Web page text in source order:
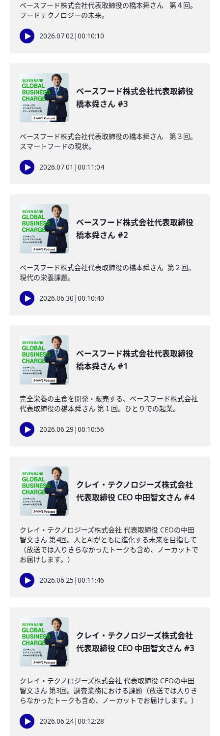
ベースフード株式会社代表取締役の橋本舜さん 第４回。
フードテクノロジーの未来。
2026.07.02|00:10:10
ベースフード株式会社代表取締役
橋本舜さん #3
ベースフード株式会社代表取締役の橋本舜さん 第３回。
スマートフードの現状。
2026.07.01 |00:11:04
ベースフード株式会社代表取締役
橋本舜さん #2
ベースフード株式会社代表取締役の橋本舜さん 第２回。
現代の栄養課題。
2026.06.30 |00:10:40
ベースフード株式会社代表取締役
橋本舜さん #1
完全栄養の主食を開発・販売する、ベースフード株式会社
代表取締役の橋本舜さん 第１回。ひとりでの起業。
2026.06.29 |00:10:56
クレイ・テクノロジーズ株式会社
代表取締役 CEO 中田智文さん #4
クレイ・テクノロジーズ株式会社 代表取締役 CEOの中田
智文さん 第4回。人とAIがともに進化する未来を目指して
（放送では入りきらなかったトークも含め、ノーカットで
お届けします。）
2026.06.25 |00:11:46
クレイ・テクノロジーズ株式会社
代表取締役 CEO 中田智文さん #3
クレイ・テクノロジーズ株式会社 代表取締役 CEOの中田
智文さん 第3回。調査業務における課題（放送では入りき
らなかったトークも含め、ノーカットでお届けします。）
2026.06.24|00:12:28